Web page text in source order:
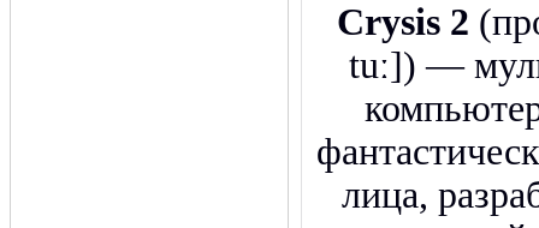
Crysis 2
tuː]) —
лица,